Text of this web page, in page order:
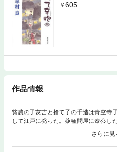
605
作品情報
貧農の子亥吉と捨て子の千造は青空寺
して江戸に発った。薬種問屋に奉公し
るところとなる。多角経営の一環とし
でも並々ならぬ腕を発揮、ついには店
り…。半村良、最後の長編。